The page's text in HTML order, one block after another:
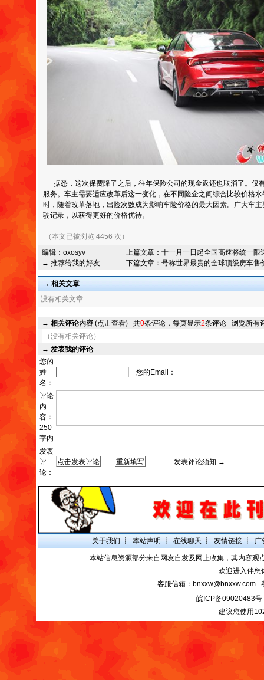
据悉，这次保费降了之后，往年保险公司的现金返还也取消了。仅
服务。车主需要适应改革后这一变化，在不同险企之间综合比较价格
时，随着改革落地，出险次数成为影响车险价格的最大因素。广大车
驶记录，以获得更好的价格优待。
（本文已被浏览 4456 次）
编辑： oxosyv
→ 推荐给我的好友
上篇文章： 十一月一日起全国高速将统一限
下篇文章： 号称世界最贵的全球顶级房车售
→ 相关文章
没有相关文章
→ 相关评论内容 (点击查看) 共0条评论，每页显示2条评论 浏览所有
（没有相关评论）
→ 发表我的评论
您的
姓
名：
您的Email：
评论
内
容：
250
字内
发表
评
论：
发表评论须知 →
关于我们 ┋ 本站声明 ┋ 在线聊天 ┋ 友情链接 ┋ 广
本站信息资源部分来自网友自发及网上收集，其内容
欢迎进入伴您
客服信箱：bnxxw@bnxxw.com
皖ICP备09020483号
建议您使用